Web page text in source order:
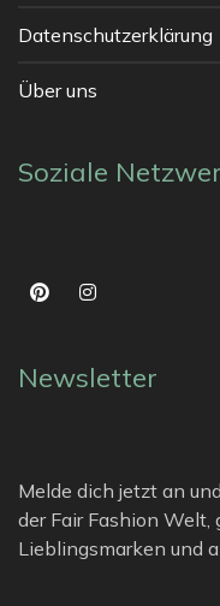
Datenschutzerklärung
Über uns
Soziale
Newsletter
Melde dich jetzt an
der Fair Fashion Welt,
Lieblingsmarken und